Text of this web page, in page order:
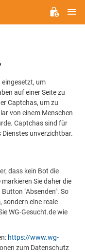
eingesetzt, um
auf einer Seite zu
Captchas, um zu
von einem Menschen
Captchas sind für
Dienstes unverzichtbar.
dass kein Bot die
Sie daher die
"Absenden". So
sondern eine reale
WG-Gesucht.de wie
https://www.wg-
zum Datenschutz